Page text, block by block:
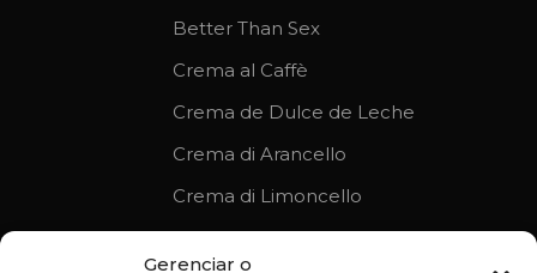
Gerenciar o
Better Than Sex
Crema al Caffè
Crema de Dulce de Leche
Crema di Arancello
Crema di Limoncello
Licores Clássicos